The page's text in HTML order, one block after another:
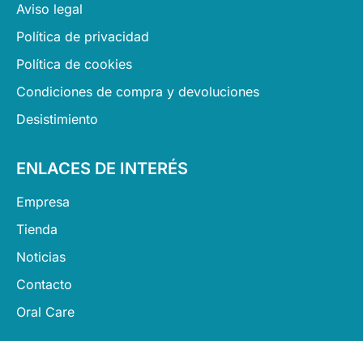
i
n
r
a
m
Aviso legal
Política de privacidad
Política de cookies
Condiciones de compra y devoluciones
Desistimiento
ENLACES DE INTERÉS
Empresa
Tienda
Noticias
Contacto
Oral Care